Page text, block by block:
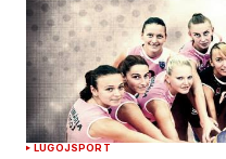
LUGOJSPORT